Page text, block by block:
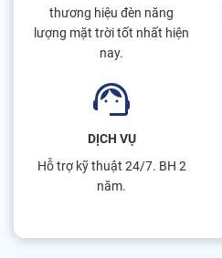
thương hiệu đèn năng
lượng mặt trời tốt nhất hiện
nay.
DỊCH VỤ
Hỗ trợ kỹ thuật 24/7. BH 2
năm.